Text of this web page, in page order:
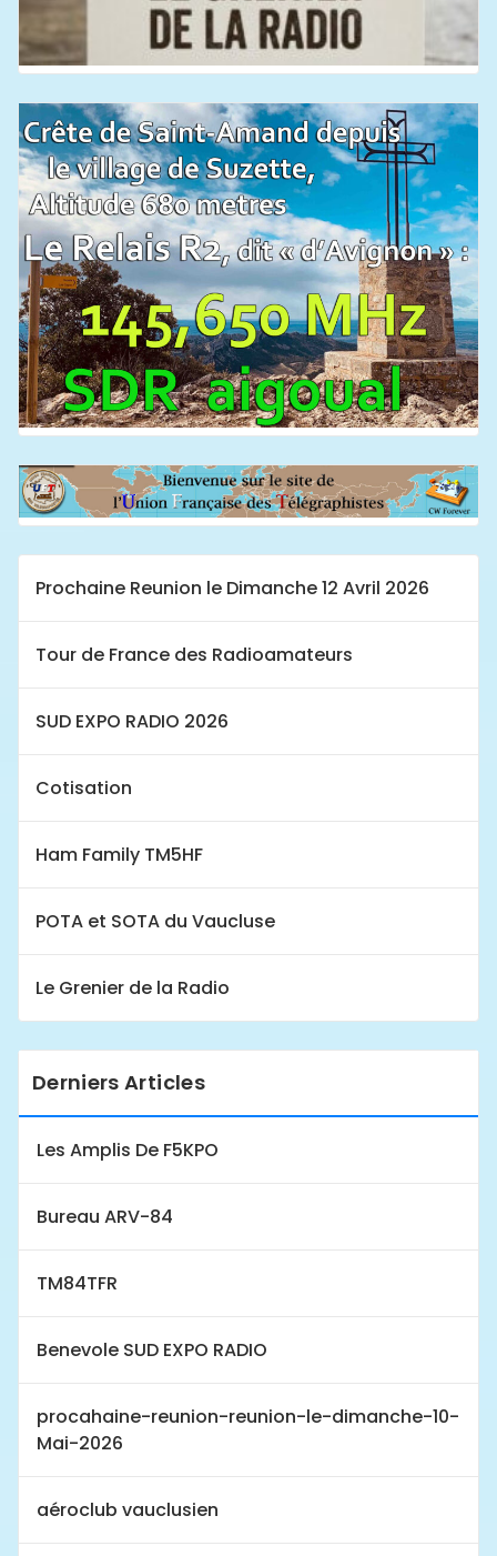
Prochaine Reunion le Dimanche 12 Avril 2026
Tour de France des Radioamateurs
SUD EXPO RADIO 2026
Cotisation
Ham Family TM5HF
POTA et SOTA du Vaucluse
Le Grenier de la Radio
Derniers Articles
Les Amplis De F5KPO
Bureau ARV-84
TM84TFR
Benevole SUD EXPO RADIO
procahaine-reunion-reunion-le-dimanche-10-
Mai-2026
aéroclub vauclusien